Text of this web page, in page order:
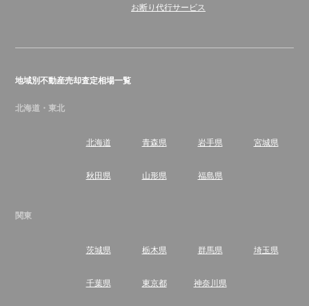
お断り代行サービス
地域別不動産売却査定相場一覧
北海道・東北
北海道 青森県 岩手県 宮城県
秋田県 山形県 福島県
関東
茨城県 栃木県 群馬県 埼玉県
千葉県 東京都 神奈川県